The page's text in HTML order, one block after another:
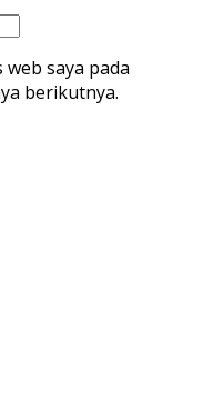
saya pada
berikutnya.